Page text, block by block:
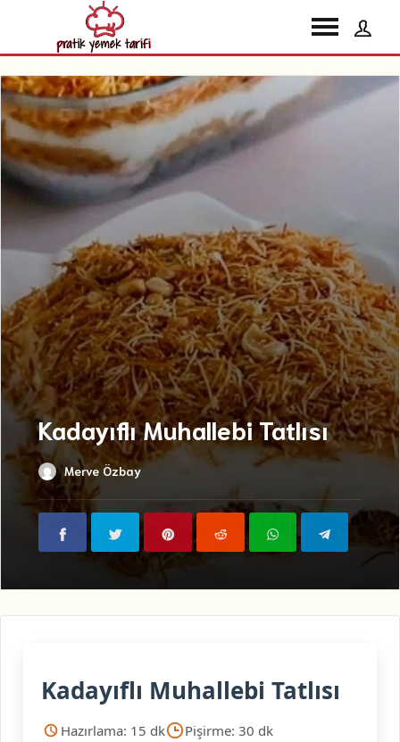
Kadayıflı Muhallebi Tatlısı
Merve Özbay
Kadayıflı Muhallebi Tatlısı
Hazırlama: 15 dk
Pişirme: 30 dk